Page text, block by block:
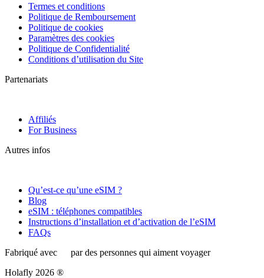
Termes et conditions
Politique de Remboursement
Politique de cookies
Paramètres des cookies
Politique de Confidentialité
Conditions d’utilisation du Site
Partenariats
Affiliés
For Business
Autres infos
Qu’est-ce qu’une eSIM ?
Blog
eSIM : téléphones compatibles
Instructions d’installation et d’activation de l’eSIM
FAQs
Fabriqué avec
par des personnes qui aiment voyager
Holafly 2026 ®